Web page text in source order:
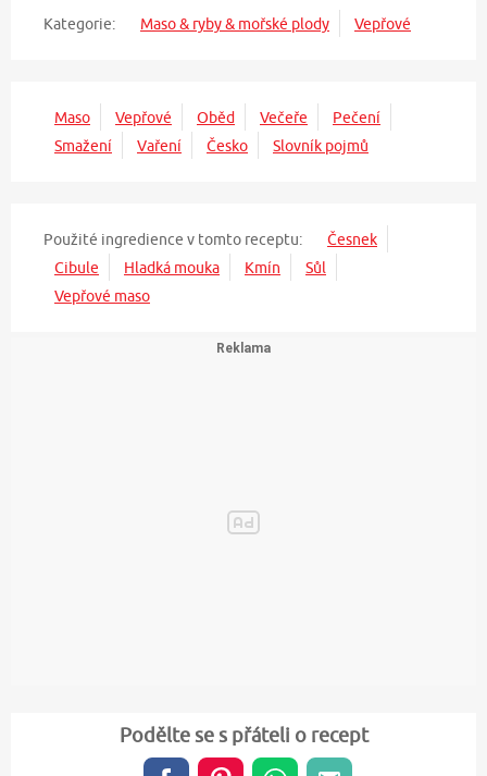
Kategorie: Maso & ryby & mořské plody Vepřové
Maso Vepřové Oběd Večeře
Pečení
Smažení
Vaření Česko Slovník pojmů
Použité ingredience v tomto receptu:
Česnek
Cibule
Hladká mouka Kmín
Sůl
Vepřové maso
Podělte se s přáteli o recept